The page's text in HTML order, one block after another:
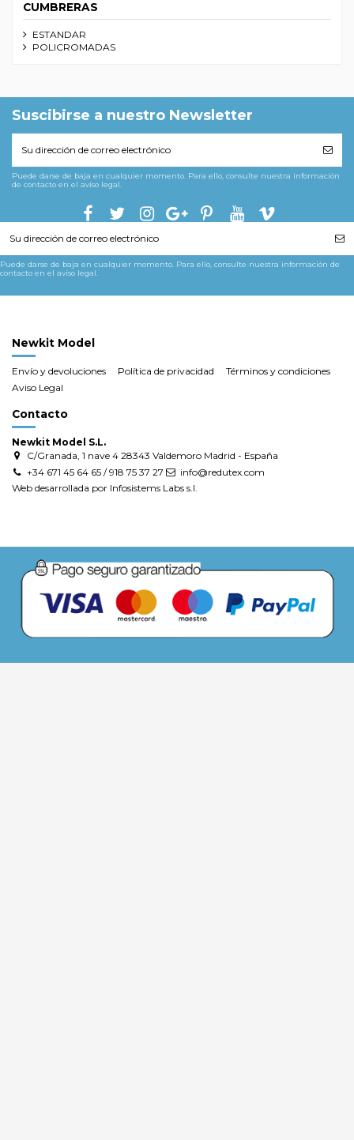
CUMBRERAS
ESTANDAR
POLICROMADAS
Suscibirse a nuestro Newsletter
Puede darse de baja en cualquier momento. Para ello, consulte nuestra información
de contacto en el aviso legal.
Puede darse de baja en cualquier momento. Para ello, consulte nuestra información de
contacto en el aviso legal.
Newkit Model
Envío y devoluciones Política de privacidad
Términos y condiciones
Aviso Legal
Contacto
Newkit Model S.L.
C/Granada, 1 nave 4 28343 Valdemoro Madrid - España
+34 671 45 64 65 / 918 75 37 27
info@redutex.com
Web desarrollada por Infosistems Labs s.l.